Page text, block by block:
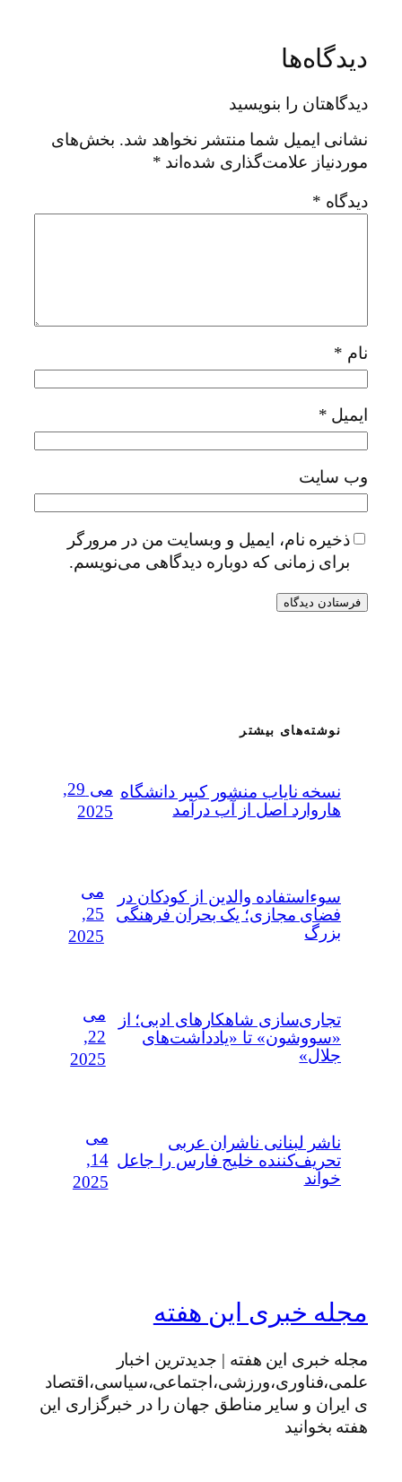
دیدگاه‌ها
دیدگاهتان را بنویسید
نشانی ایمیل شما منتشر نخواهد شد. بخش‌های
موردنیاز علامت‌گذاری شده‌اند *
دیدگاه *
نام *
ایمیل *
وب‌ سایت
ذخیره نام، ایمیل و وبسایت من در مرورگر
برای زمانی که دوباره دیدگاهی می‌نویسم.
نوشته‌های بیشتر
نسخه نایاب منشور کبیر دانشگاه
هاروارد اصل از آب درآمد
می 29,
2025
سوءاستفاده‌ والدین از کودکان در
فضای مجازی؛ یک بحران فرهنگی
بزرگ
می
25,
2025
تجاری‌سازی شاهکارهای ادبی؛ از
«سووشون» تا «یادداشت‌های
جلال»
می
22,
2025
ناشر لبنانی ناشران عربی
تحریف‌کننده خلیج فارس را جاعل
خواند
می
14,
2025
مجله خبری این هفته
مجله خبری این هفته | جدیدترین اخبار
علمی،فناوری،ورزشی،اجتماعی،سیاسی،اقتصاد
ی ایران و سایر مناطق جهان را در خبرگزاری این
هفته بخوانید